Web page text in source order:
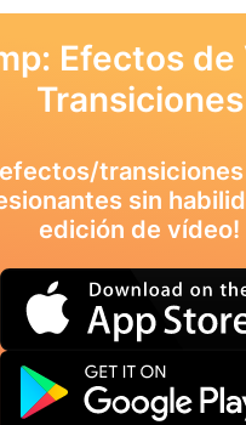
Efectos de
Transiciones
efectos/
sin
edición de vídeo!